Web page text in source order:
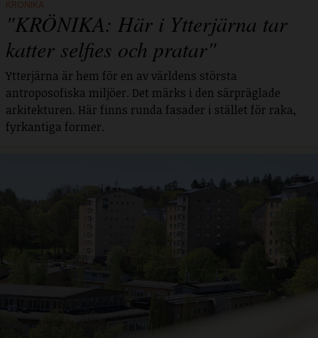
KRÖNIKA
"KRÖNIKA: Här i Ytterjärna tar
katter selfies och pratar"
Ytterjärna är hem för en av världens största
antroposofiska miljöer. Det märks i den särpräglade
arkitekturen. Här finns runda fasader i stället för raka,
fyrkantiga former.